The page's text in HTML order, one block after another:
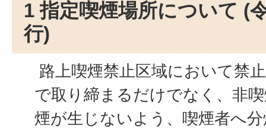
1 指定喫煙場所について (
行)
路上喫煙禁止区域において禁
で取り締まるだけでなく、非
煙が生じないよう、喫煙者へ